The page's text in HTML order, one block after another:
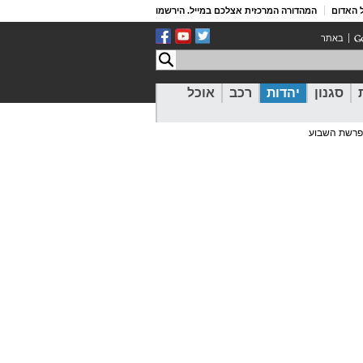
האדום המהדורה המרכזית אצלכם במייל. הירשמו
באתר
סגנון יהדות רכב
אוכל
פרשת השבוע